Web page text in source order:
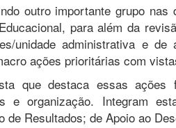
outro importante grupo
para além da
unidade administrativa e
ações prioritárias com
que destaca essas ações
e organização. Integram
de Resultados; de Apoio ao